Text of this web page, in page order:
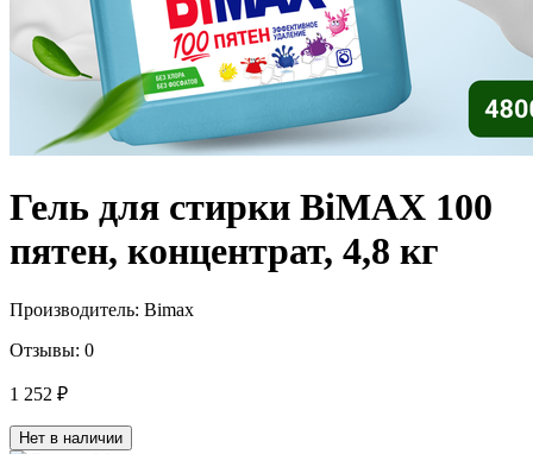
Гель для стирки BiMAX 100
пятен, концентрат, 4,8 кг
Производитель: Bimax
Отзывы: 0
1 252 ₽
Нет в наличии